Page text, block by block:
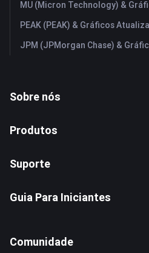
Sobre nós
Produtos
Suporte
Guia Para Iniciantes
Comunidade